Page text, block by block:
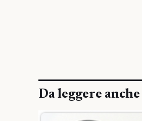
Da leggere anche